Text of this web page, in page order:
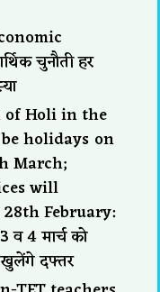
चुनौती हर
of Holi in the
holidays on
March;
will
February:
व 4 मार्च को
खुलेंगे दफ्तर